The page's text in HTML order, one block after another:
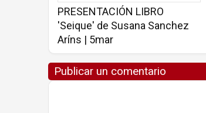
PRESENTACIÓN LIBRO
'Seique' de Susana Sanchez
Aríns | 5mar
Publicar un comentario